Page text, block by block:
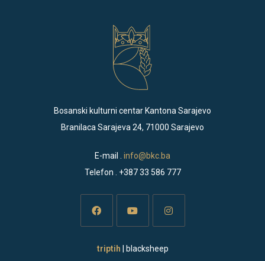
Bosanski kulturni centar Kantona Sarajevo
Branilaca Sarajeva 24, 71000 Sarajevo
E-mail . info@bkc.ba
Telefon . +387 33 586 777
in
in
triptih | blacksheep